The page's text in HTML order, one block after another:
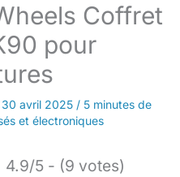
Coffret
pour
30 avril 2025 / 5 minutes de
et électroniques
4.9/5 - (9 votes)